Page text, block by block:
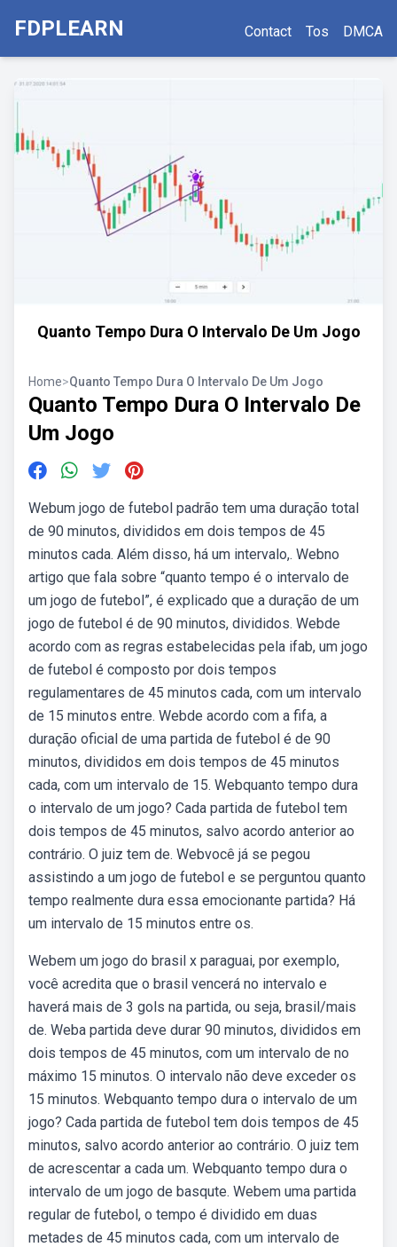
FDPLEARN Contact Tos DMCA
Quanto Tempo Dura O Intervalo De Um Jogo
Home>Quanto Tempo Dura O Intervalo De Um Jogo
Quanto Tempo Dura O Intervalo De
Um Jogo
Webum jogo de futebol padrão tem uma duração total
de 90 minutos, divididos em dois tempos de 45
minutos cada. Além disso, há um intervalo,. Webno
artigo que fala sobre “quanto tempo é o intervalo de
um jogo de futebol”, é explicado que a duração de um
jogo de futebol é de 90 minutos, divididos. Webde
acordo com as regras estabelecidas pela ifab, um jogo
de futebol é composto por dois tempos
regulamentares de 45 minutos cada, com um intervalo
de 15 minutos entre. Webde acordo com a fifa, a
duração oficial de uma partida de futebol é de 90
minutos, divididos em dois tempos de 45 minutos
cada, com um intervalo de 15. Webquanto tempo dura
o intervalo de um jogo? Cada partida de futebol tem
dois tempos de 45 minutos, salvo acordo anterior ao
contrário. O juiz tem de. Webvocê já se pegou
assistindo a um jogo de futebol e se perguntou quanto
tempo realmente dura essa emocionante partida? Há
um intervalo de 15 minutos entre os.
Webem um jogo do brasil x paraguai, por exemplo,
você acredita que o brasil vencerá no intervalo e
haverá mais de 3 gols na partida, ou seja, brasil/mais
de. Weba partida deve durar 90 minutos, divididos em
dois tempos de 45 minutos, com um intervalo de no
máximo 15 minutos. O intervalo não deve exceder os
15 minutos. Webquanto tempo dura o intervalo de um
jogo? Cada partida de futebol tem dois tempos de 45
minutos, salvo acordo anterior ao contrário. O juiz tem
de acrescentar a cada um. Webquanto tempo dura o
intervalo de um jogo de basqute. Webem uma partida
regular de futebol, o tempo é dividido em duas
metades de 45 minutos cada, com um intervalo de